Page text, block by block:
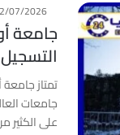
07/2026
جامعة
تمتاز
جامعات
على الكثير